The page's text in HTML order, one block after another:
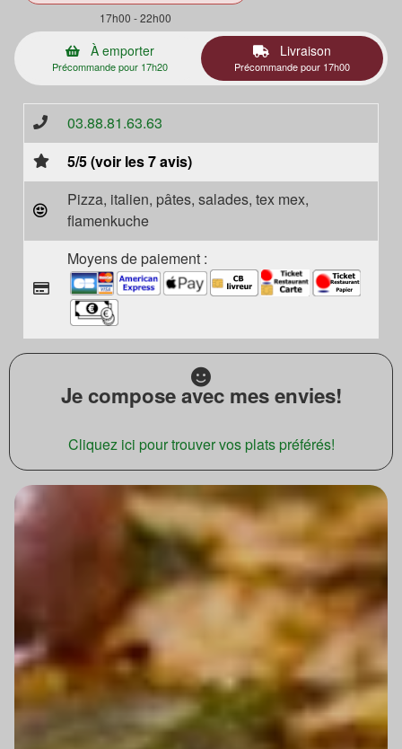
17h00 - 22h00
À emporter
Précommande pour 17h20
Livraison
Précommande pour 17h00
03.88.81.63.63
5/5 (voir les 7 avis)
Pizza, italien, pâtes, salades, tex mex,
flamenkuche
Moyens de paiement :
Je compose avec mes envies!
Cliquez ici pour trouver vos plats préférés!